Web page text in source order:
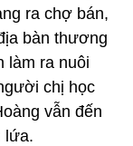
ra chợ bán,
bàn thương
làm ra nuôi
chị học
vẫn đến
lứa.